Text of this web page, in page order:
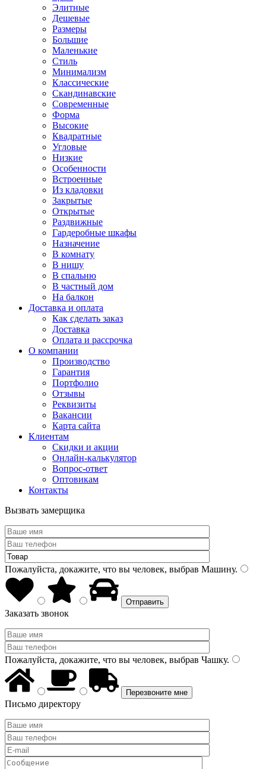
Элитные
Дешевые
Размеры
Большие
Маленькие
Стиль
Минимализм
Классические
Скандинавские
Современные
Форма
Высокие
Квадратные
Угловые
Низкие
Особенности
Встроенные
Из кладовки
Закрытые
Открытые
Раздвижные
Гардеробные шкафы
Назначение
В комнату
В нишу
В спальню
В частный дом
На балкон
Доставка и оплата
Как сделать заказ
Доставка
Оплата и рассрочка
О компании
Производство
Гарантия
Портфолио
Отзывы
Реквизиты
Вакансии
Карта сайта
Клиентам
Скидки и акции
Онлайн-калькулятор
Вопрос-ответ
Оптовикам
Контакты
Вызвать замерщика
Пожалуйста, докажите, что вы человек, выбрав Машину.
Заказать звонок
Пожалуйста, докажите, что вы человек, выбрав Чашку.
Письмо директору